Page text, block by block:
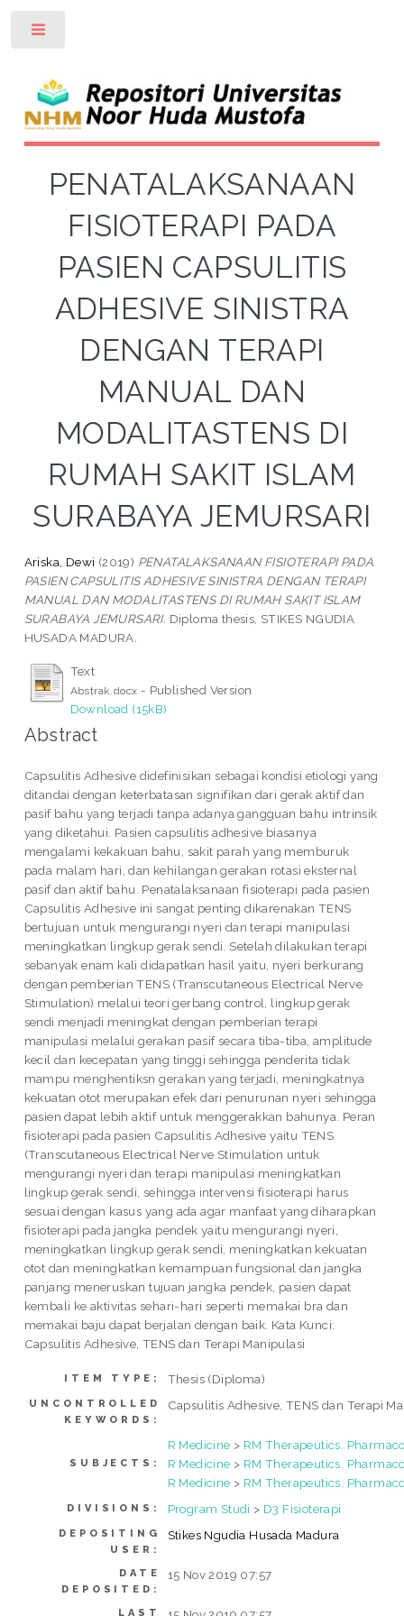
PENATALAKSANAAN
FISIOTERAPI PADA
PASIEN CAPSULITIS
ADHESIVE SINISTRA
DENGAN TERAPI
MANUAL DAN
MODALITASTENS DI
RUMAH SAKIT ISLAM
SURABAYA JEMURSARI
Ariska, Dewi (2019) PENATALAKSANAAN FISIOTERAPI PADA
PASIEN CAPSULITIS ADHESIVE SINISTRA DENGAN TERAPI
MANUAL DAN MODALITASTENS DI RUMAH SAKIT ISLAM
SURABAYA JEMURSARI. Diploma thesis, STIKES NGUDIA
HUSADA MADURA.
Text
Abstrak.docx - Published Version
Download (15kB)
Abstract
Capsulitis Adhesive didefinisikan sebagai kondisi etiologi yang
ditandai dengan keterbatasan signifikan dari gerak aktif dan
pasif bahu yang terjadi tanpa adanya gangguan bahu intrinsik
yang diketahui. Pasien capsulitis adhesive biasanya
mengalami kekakuan bahu, sakit parah yang memburuk
pada malam hari, dan kehilangan gerakan rotasi eksternal
pasif dan aktif bahu. Penatalaksanaan fisioterapi pada pasien
Capsulitis Adhesive ini sangat penting dikarenakan TENS
bertujuan untuk mengurangi nyeri dan terapi manipulasi
meningkatkan lingkup gerak sendi. Setelah dilakukan terapi
sebanyak enam kali didapatkan hasil yaitu, nyeri berkurang
dengan pemberian TENS (Transcutaneous Electrical Nerve
Stimulation) melalui teori gerbang control, lingkup gerak
sendi menjadi meningkat dengan pemberian terapi
manipulasi melalui gerakan pasif secara tiba-tiba, amplitude
kecil dan kecepatan yang tinggi sehingga penderita tidak
mampu menghentiksn gerakan yang terjadi, meningkatnya
kekuatan otot merupakan efek dari penurunan nyeri sehingga
pasien dapat lebih aktif untuk menggerakkan bahunya. Peran
fisioterapi pada pasien Capsulitis Adhesive yaitu TENS
(Transcutaneous Electrical Nerve Stimulation untuk
mengurangi nyeri dan terapi manipulasi meningkatkan
lingkup gerak sendi, sehingga intervensi fisioterapi harus
sesuai dengan kasus yang ada agar manfaat yang diharapkan
fisioterapi pada jangka pendek yaitu mengurangi nyeri,
meningkatkan lingkup gerak sendi, meningkatkan kekuatan
otot dan meningkatkan kemampuan fungsional dan jangka
panjang meneruskan tujuan jangka pendek, pasien dapat
kembali ke aktivitas sehari-hari seperti memakai bra dan
memakai baju dapat berjalan dengan baik. Kata Kunci:
Capsulitis Adhesive, TENS dan Terapi Manipulasi
ITEM TYPE: Thesis (Diploma)
UNCONTROLLED
KEYWORDS:
Capsulitis Adhesive, TENS dan Terapi
SUBJECTS:
R Medicine > RM Therapeutics.
R Medicine > RM Therapeutics.
R Medicine > RM Therapeutics.
DIVISIONS: Program Studi > D3 Fisioterapi
DEPOSITING
USER:
Stikes Ngudia Husada Madura
DATE
DEPOSITED:
15 Nov 2019 07:57
LAST